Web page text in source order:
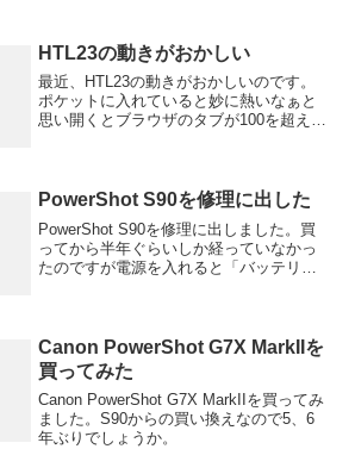
高そうでよいのですが､取り外すときのツ
メが押...
HTL23の動きがおかしい
最近、HTL23の動きがおかしいのです。
ポケットに入れていると妙に熱いなぁと
思い開くとブラウザのタブが100を超える
るのです。
PowerShot S90を修理に出した
PowerShot S90を修理に出しました。買
ってから半年ぐらいしか経っていなかっ
たのですが電源を入れると「バッテリー
ッテリーを挿...
Canon PowerShot G7X MarkIIを
買ってみた
Canon PowerShot G7X MarkIIを買ってみ
ました。S90からの買い換えなので5、6
年ぶりでしょうか。